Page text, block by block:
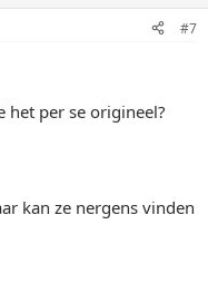
#7
het per se origineel?
kan ze nergens vinden